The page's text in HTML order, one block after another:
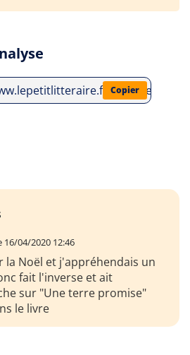
analyses-
Copier
16/04/2020 12:46
la Noël et j'appréhendais un
fait l'inverse et ait
sur "Une terre promise"
le livre